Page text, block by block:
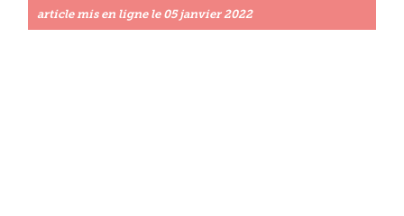
article mis en ligne le 05 janvier 2022